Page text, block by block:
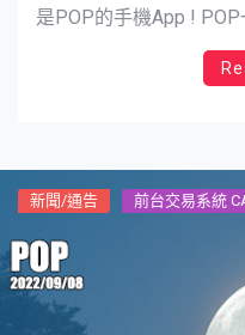
是POP的手機App !
新聞/通告 前台交易系統